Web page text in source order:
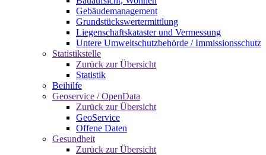
Gebäudemanagement
Grundstückswertermittlung
Liegenschaftskataster und Vermessung
Untere Umweltschutzbehörde / Immissionsschutz
Statistikstelle
Zurück zur Übersicht
Statistik
Beihilfe
Geoservice / OpenData
Zurück zur Übersicht
GeoService
Offene Daten
Gesundheit
Zurück zur Übersicht